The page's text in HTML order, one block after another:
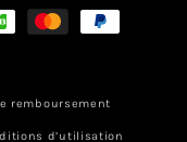
remboursement
d’utilisation